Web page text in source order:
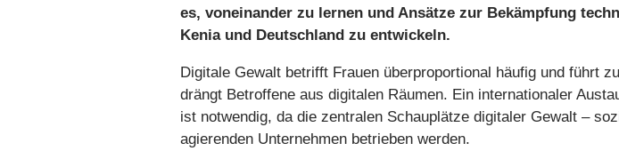
es, voneinander zu lernen und Ansätze zur Bekämpfung
Kenia und Deutschland zu entwickeln.
Digitale Gewalt betrifft Frauen überproportional häufig und führt
drängt Betroffene aus digitalen Räumen. Ein internationaler
ist notwendig, da die zentralen Schauplätze digitaler Gewalt –
agierenden Unternehmen betrieben werden.